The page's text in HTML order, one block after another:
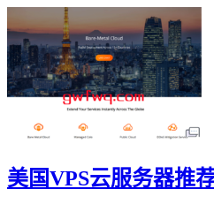
美国VPS云服务器推